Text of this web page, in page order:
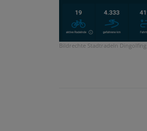
Bildrechte Stadtradeln Dingolfing